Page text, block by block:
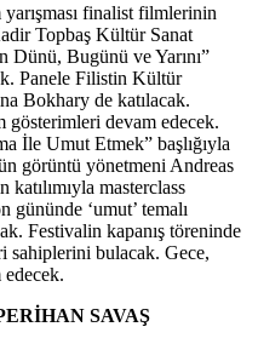
finalist filmlerinin
Topbaş Kültür Sanat
Dünü, Bugünü ve Yarını”
Panele Filistin Kültür
Bokhary de katılacak.
devam edecek.
İle Umut Etmek” başlığıyla
görüntü yönetmeni Andreas
masterclass
‘umut’ temalı
Festivalin kapanış töreninde
sahiplerini bulacak. Gece,
SAVAŞ